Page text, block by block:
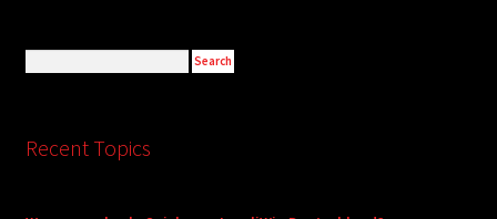
Recent Topics